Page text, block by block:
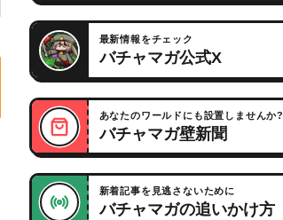
最新情報をチェック
バチャマガ公式X
あなたのワールドにも設置しませんか?
バチャマガ壁新聞
新着記事を見逃さないために
バチャマガの追いかけ方